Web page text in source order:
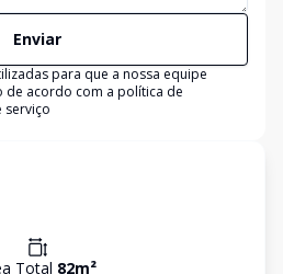
Enviar
para que a nossa equipe
de acordo com a política de
serviço
Total 82m²